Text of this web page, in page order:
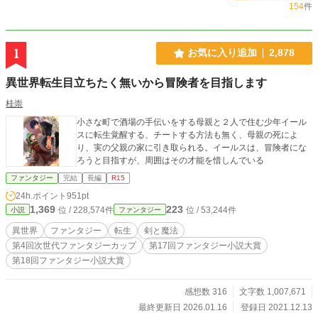
154件
1 お気に入り追加 2,878
異世界転生目立ちたく無いから冒険者を目指します
桂崇
小さな町で酒場の手伝いをする母親と２人で住む少年イール
スに転生覚醒する、チートする方法も無く、母親の死によ
り、実の父親の家に引き取られる。イールスは、冒険者にな
ろうと目指すが、周囲はその才能を惜しんでいる
ファンタジー 完結 長編 R15
24h.ポイント 951pt
小説 1,369 位 / 228,574件 ファンタジー 223 位 / 53,244件
異世界 ファンタジー 転生
剣と魔法
第4回次世代ファンタジーカップ
第17回ファンタジー小説大賞
第18回ファンタジー小説大賞
感想数 316
文字数 1,007,671
最終更新日 2026.01.16
登録日 2021.12.13